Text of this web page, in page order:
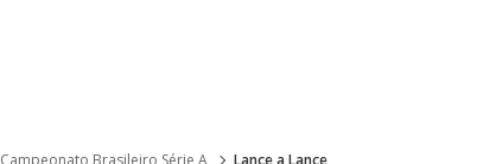
Campeonato Brasileiro Série A Lance a Lance